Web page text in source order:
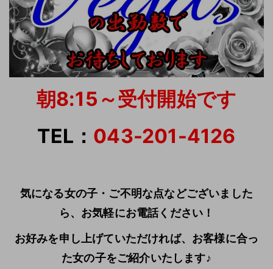
朝8:15～受付開始です
TEL： 043-201-4126
気になる女の子・ご不明な点などございました
ら、お気軽にお電話ください！
お好みを申し上げていただければ、 お客様に合っ
た女の子をご紹介いたします♪